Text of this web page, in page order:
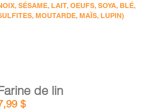
SÉSAME, LAIT, OEUFS, SOYA, BLÉ,
MOUTARDE, MAÏS, LUPIN)
de lin
$